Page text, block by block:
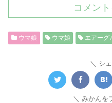
コメン
ウマ娘 ウマ娘 エアーグ
シ
みかんを